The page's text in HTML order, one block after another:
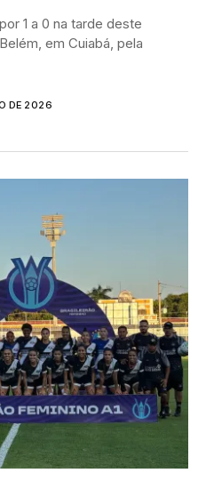
1 a 0 na tarde deste
em Cuiabá, pela
DE 2026